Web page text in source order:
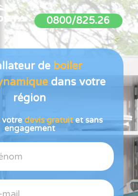
0800/825.26
de boiler
dans votre
région
votredevis gratuitet sans
engagement